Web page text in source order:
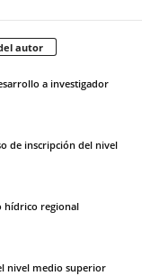
autor
a investigador
de inscripción del nivel
hídrico regional
nivel medio superior